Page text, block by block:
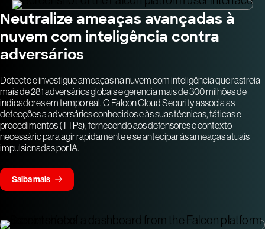
Neutralize ameaças avançadas à
nuvem com inteligência contra
adversários
Detecte e investigue ameaças na nuvem com inteligência que rastreia
mais de 281 adversários globais e gerencia mais de 300 milhões de
indicadores em tempo real. O Falcon Cloud Security associa as
detecções a adversários conhecidos e às suas técnicas, táticas e
procedimentos (TTPs), fornecendo aos defensores o contexto
necessário para agir rapidamente e se antecipar às ameaças atuais
impulsionadas por IA.
Saiba mais